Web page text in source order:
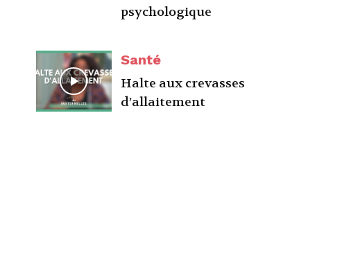
psychologique
Santé
Halte aux crevasses
d’allaitement